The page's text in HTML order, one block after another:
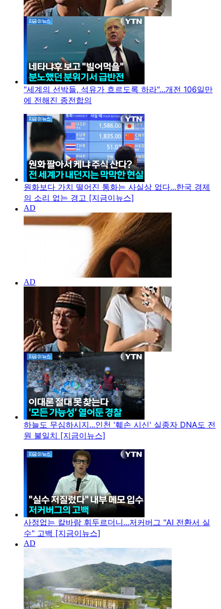
"세계의 선박들, 석유가 흐르도록 하라"...개전 106일만
에 전해진 종전합의
원화보다 가치 떨어진 통화는 사실상 없다...한국 경제
의 소리 없는 경고 [지금이뉴스]
하늘도 무심하시지...인천 '훼손 시신' 실종자 DNA도 전
원 불일치 [지금이뉴스]
사정없는 칼바람 휘두르더니...저커버그 "AI 전환서 실
수" 고백 [지금이뉴스]